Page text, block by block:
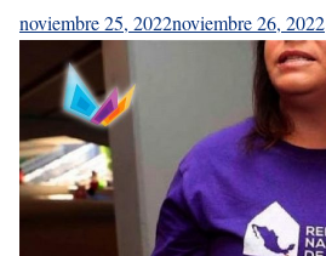
noviembre 25, 2022noviembre 26, 2022